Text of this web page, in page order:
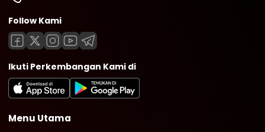
Follow Kami
Ikuti Perkembangan Kami di
Menu Utama